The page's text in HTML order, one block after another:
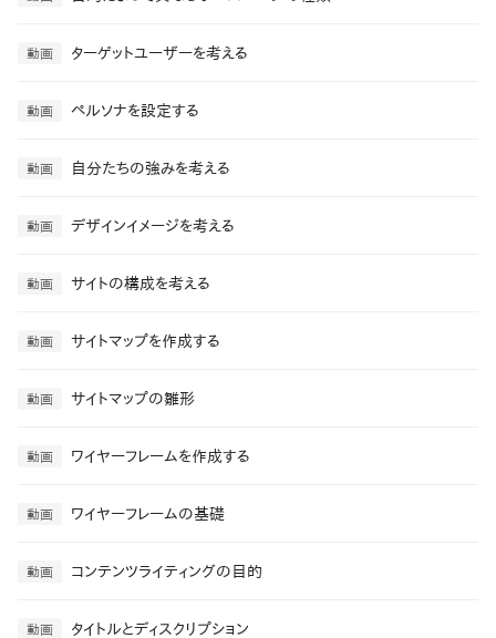
動画 ターゲットユーザーを考える
動画 ペルソナを設定する
動画 自分たちの強みを考える
動画 デザインイメージを考える
動画 サイトの構成を考える
動画 サイトマップを作成する
動画 サイトマップの雛形
動画 ワイヤーフレームを作成する
動画 ワイヤーフレームの基礎
動画 コンテンツライティングの目的
動画 タイトルとディスクリプション